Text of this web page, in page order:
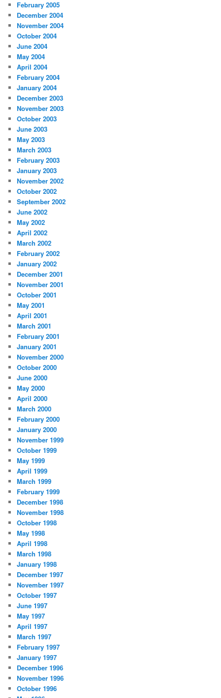
February 2005
December 2004
November 2004
October 2004
June 2004
May 2004
April 2004
February 2004
January 2004
December 2003
November 2003
October 2003
June 2003
May 2003
March 2003
February 2003
January 2003
November 2002
October 2002
September 2002
June 2002
May 2002
April 2002
March 2002
February 2002
January 2002
December 2001
November 2001
October 2001
May 2001
April 2001
March 2001
February 2001
January 2001
November 2000
October 2000
June 2000
May 2000
April 2000
March 2000
February 2000
January 2000
November 1999
October 1999
May 1999
April 1999
March 1999
February 1999
December 1998
November 1998
October 1998
May 1998
April 1998
March 1998
January 1998
December 1997
November 1997
October 1997
June 1997
May 1997
April 1997
March 1997
February 1997
January 1997
December 1996
November 1996
October 1996